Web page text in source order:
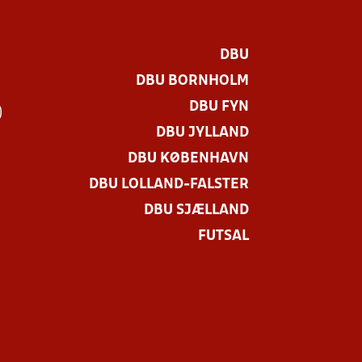
DBU
DBU BORNHOLM
DBU FYN
DBU JYLLAND
DBU KØBENHAVN
DBU LOLLAND-FALSTER
DBU SJÆLLAND
FUTSAL